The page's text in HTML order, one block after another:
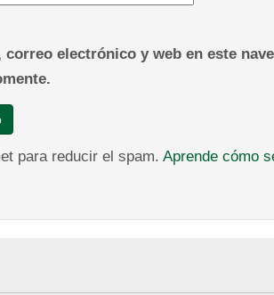
electrónico y web en este
para reducir el spam. Aprende cómo